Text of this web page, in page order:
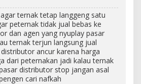
ternak tetap langgeng satu
peternak tidak jual bebas ke
dan agen yang nyuplay pasar
ternak terjun langsung jual
ancur karena harga
dari peternakan jadi kalau ternak
distributor stop jangan asal
cari nafkah